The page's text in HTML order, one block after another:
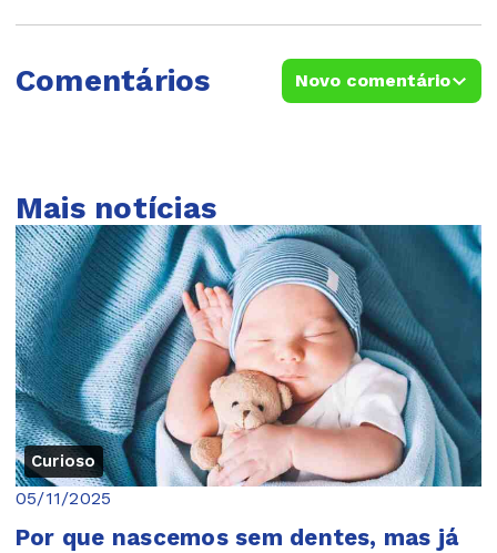
Comentários Novo comentário
Mais notícias
Curioso
05/11/2025
Por que nascemos sem dentes, mas já